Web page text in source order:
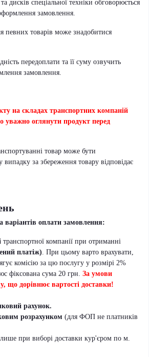
дисків спеціальної техніки обговорюється
замовлення.
певних товарів може знадобитися
передоплати та її суму озвучить
замовлення.
на складах транспортних компаній
оглянути продукт перед
товар може бути
за збереження товару відповідає
оплати замовлення:
транспортної компанії при отриманні
платіж). При цьому варто врахувати,
комісію за цю послугу у розмірі 2%
фіксована сума 20 грн. За умови
що дорівнює вартості доставки!
рахунок.
розрахунком (для ФОП не платників
при виборі доставки кур'єром по м.